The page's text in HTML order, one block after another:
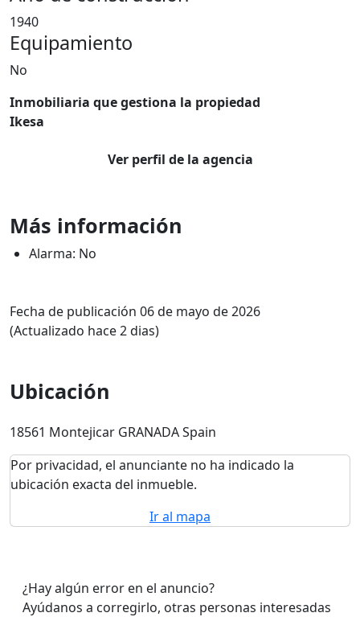
1940
Equipamiento
No
Inmobiliaria que gestiona la propiedad
Ikesa
Ver perfil de la agencia
Más información
Alarma: No
Fecha de publicación 06 de mayo de 2026
(Actualizado hace 2 dias)
Ubicación
18561 Montejicar GRANADA Spain
Por privacidad, el anunciante no ha indicado la
ubicación exacta del inmueble.
Ir al mapa
¿Hay algún error en el anuncio?
Ayúdanos a corregirlo, otras personas interesadas